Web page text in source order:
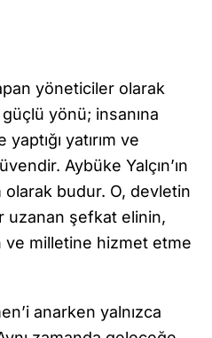
yöneticiler olarak
yönü; insanına
yatırım ve
Aybüke Yalçın’ın
budur. O, devletin
uzanan şefkat elinin,
milletine hizmet etme
anarken yalnızca